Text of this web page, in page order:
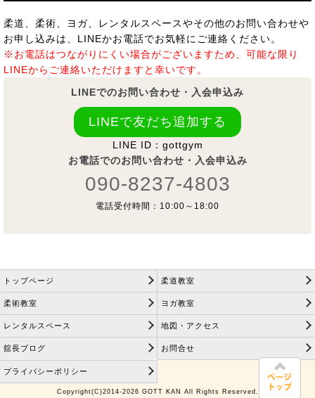
柔道、柔術、ヨガ、レンタルスペースやその他のお問い合わせや
お申し込みは、LINEかお電話でお気軽にご連絡ください。
※お電話はつながりにくい場合がございますため、可能な限り
LINEからご連絡いただけますと幸いです。
LINEでのお問い合わせ・入会申込み
LINEで友だち追加する
LINE ID：gottgym
お電話でのお問い合わせ・入会申込み
090-8237-4803
電話受付時間：10:00～18:00
トップページ 柔道教室
柔術教室 ヨガ教室
レンタルスペース 地図・アクセス
舘長ブログ お問合せ
プライバシーポリシー
Copyright(C)2014-2026 GOTT KAN All Rights Reserved.